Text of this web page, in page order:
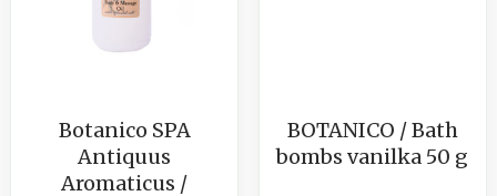
Botanico SPA
Antiquus
Aromaticus /
BOTANICO / Bath
bombs vanilka 50 g